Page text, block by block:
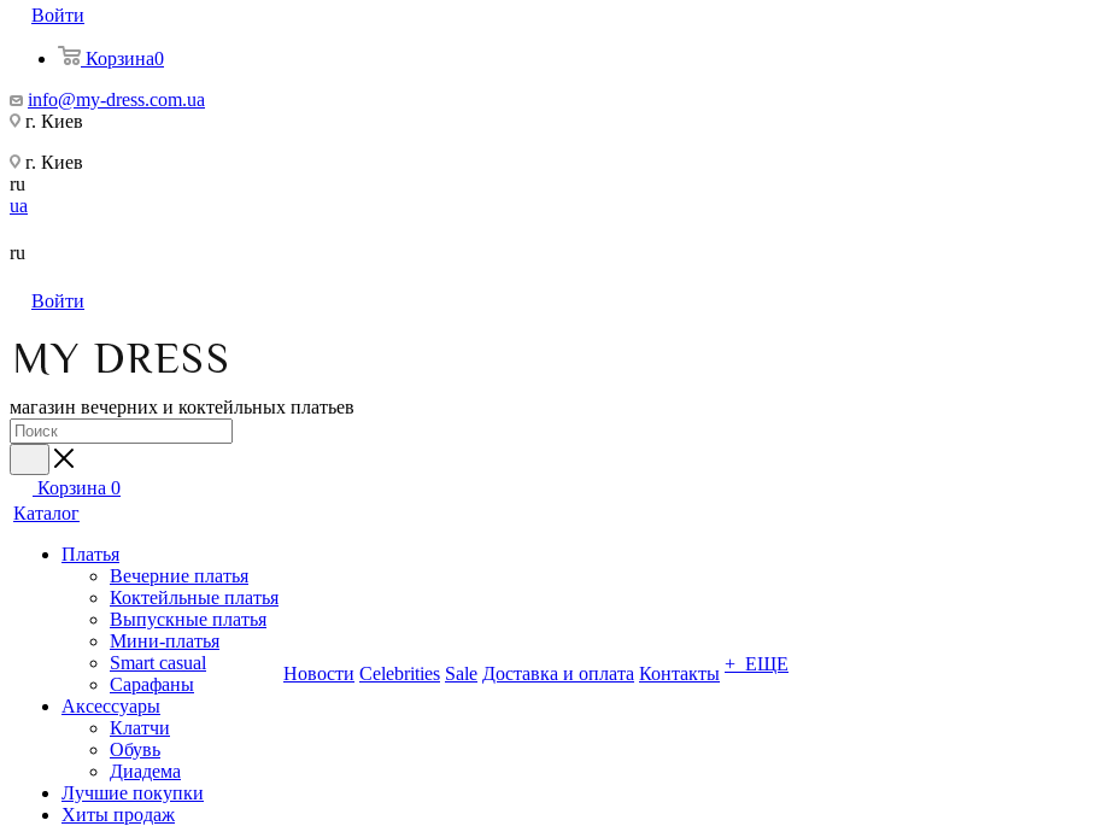
Войти
Корзина0
info@my-dress.com.ua
г. Киев
г. Киев
ru
ua
ru
Войти
магазин вечерних и коктейльных платьев
Корзина 0
Каталог
Платья
Вечерние платья
Коктейльные платья
Выпускные платья
Мини-платья
Smart casual
Сарафаны
Аксессуары
Клатчи
Обувь
Диадема
Лучшие покупки
Хиты продаж
Новости Celebrities Sale Доставка и оплата Контакты + ЕЩЕ